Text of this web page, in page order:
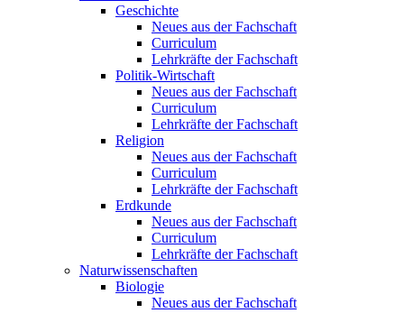
Geschichte
Neues aus der Fachschaft
Curriculum
Lehrkräfte der Fachschaft
Politik-Wirtschaft
Neues aus der Fachschaft
Curriculum
Lehrkräfte der Fachschaft
Religion
Neues aus der Fachschaft
Curriculum
Lehrkräfte der Fachschaft
Erdkunde
Neues aus der Fachschaft
Curriculum
Lehrkräfte der Fachschaft
Naturwissenschaften
Biologie
Neues aus der Fachschaft